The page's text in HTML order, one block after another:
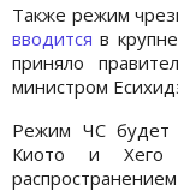
Также режим
вводится в
приняло
министром
Режим ЧС будет
Киото и Хего